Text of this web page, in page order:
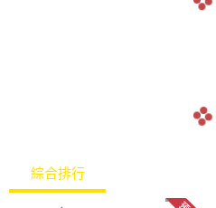
綜合排行